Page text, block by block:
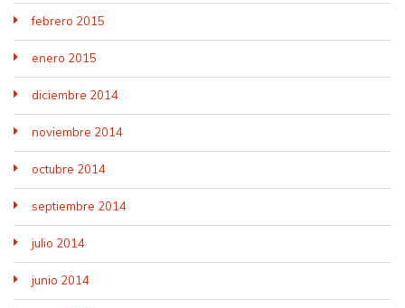
febrero 2015
enero 2015
diciembre 2014
noviembre 2014
octubre 2014
septiembre 2014
julio 2014
junio 2014